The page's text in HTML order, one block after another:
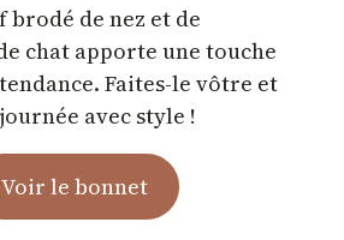
de nez et de
chat apporte une touche
Faites-le vôtre et
avec style !
Voir le bonnet